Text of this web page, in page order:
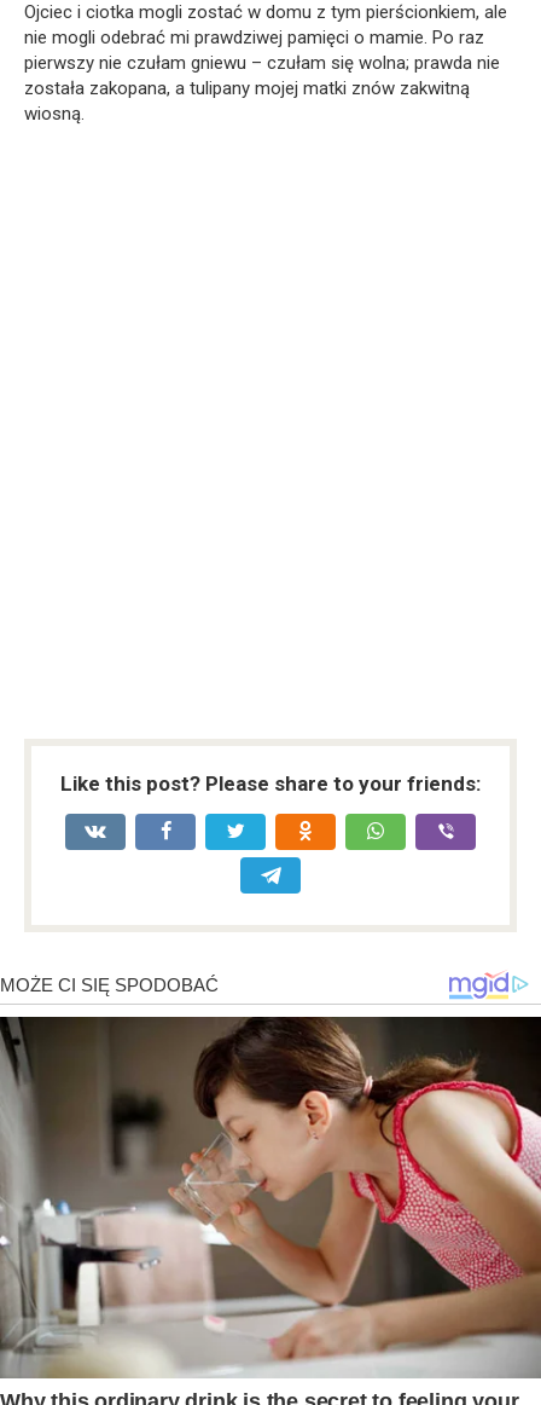
Ojciec i ciotka mogli zostać w domu z tym pierścionkiem, ale
nie mogli odebrać mi prawdziwej pamięci o mamie. Po raz
pierwszy nie czułam gniewu – czułam się wolna; prawda nie
została zakopana, a tulipany mojej matki znów zakwitną
wiosną.
Like this post? Please share to your friends: